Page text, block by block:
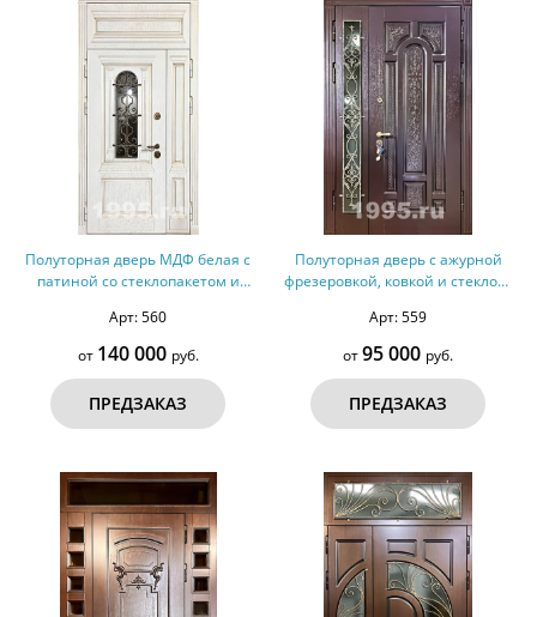
Полуторная дверь МДФ белая с
патиной со стеклопакетом и
Арт: 560
от 140 000 руб.
ПРЕДЗАКАЗ
Полуторная дверь с ажурной
фрезеровкой, ковкой и стеклом,
Арт: 559
от95 000 руб.
ПРЕДЗАКАЗ